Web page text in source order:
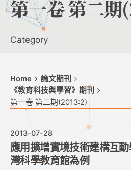
第一卷 第二期
Category
Home
論文期刊
《教育科技與學習》期刊
第一卷 第二期(2013:2)
2013-07-28
應用擴增實境技術建構互
灣科學教育館為例